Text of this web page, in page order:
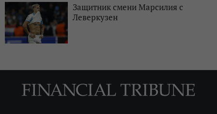
Защитник смени Марсилия с
Леверкузен